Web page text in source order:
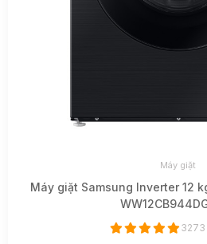
Máy giặt
Máy giặt Samsung Inverter 12
3273